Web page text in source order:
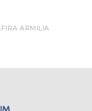
ARMILIA